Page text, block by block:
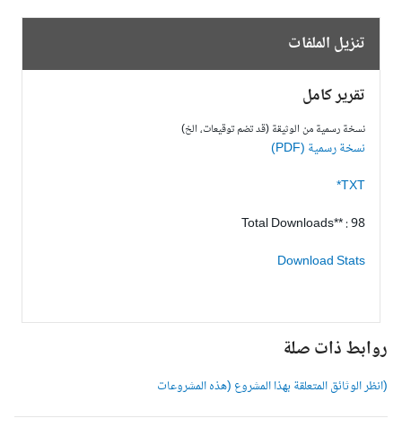
تنزيل الملفات
تقرير كامل
نسخة رسمية من الوثيقة (قد تضم توقيعات، الخ)
نسخة رسمية (PDF)
TXT*
Total Downloads** : 98
Download Stats
روابط ذات صلة
(انظر الوثائق المتعلقة بهذا المشروع (هذه المشروعات